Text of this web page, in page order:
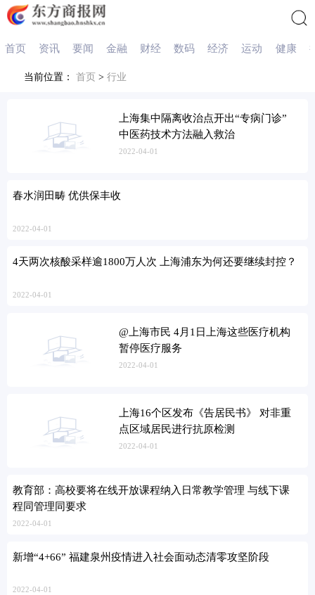
搜索
首页 资讯 要闻 金融 财经 数码 经济 运动 健康
当前位置： 首页 > 行业
上海集中隔离收治点开出“专病门诊”
中医药技术方法融入救治
2022-04-01
春水润田畴 优供保丰收
2022-04-01
4天两次核酸采样逾1800万人次 上海浦东为何还要继续封控？
2022-04-01
@上海市民 4月1日上海这些医疗机构
暂停医疗服务
2022-04-01
上海16个区发布《告居民书》 对非重
点区域居民进行抗原检测
2022-04-01
教育部：高校要将在线开放课程纳入日常教学管理 与线下课
程同管理同要求
2022-04-01
新增“4+66” 福建泉州疫情进入社会面动态清零攻坚阶段
2022-04-01